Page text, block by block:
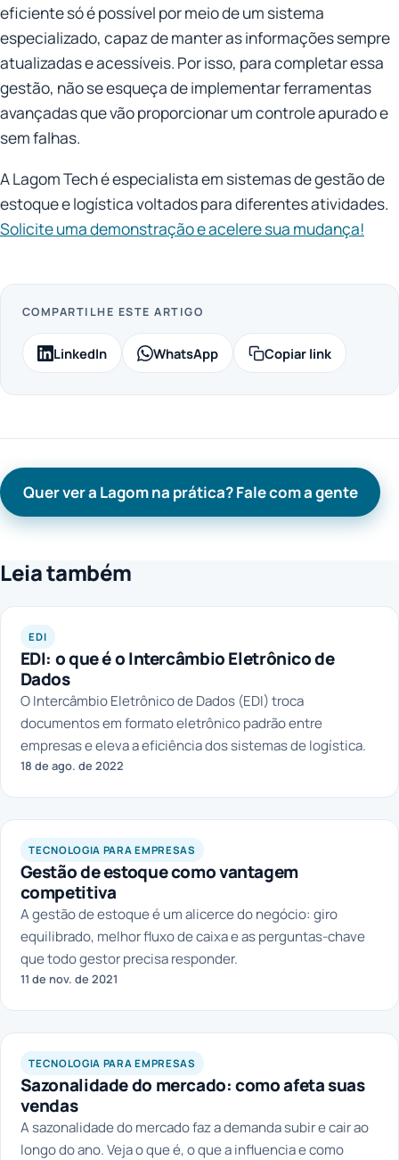
eficiente só é possível por meio de um sistema
especializado, capaz de manter as informações sempre
atualizadas e acessíveis. Por isso, para completar essa
gestão, não se esqueça de implementar ferramentas
avançadas que vão proporcionar um controle apurado e
sem falhas.
A Lagom Tech é especialista em sistemas de gestão de
estoque e logística voltados para diferentes atividades.
Solicite uma demonstração e acelere sua mudança!
COMPARTILHE ESTE ARTIGO
LinkedIn WhatsApp Copiar link
Quer ver a Lagom na prática? Fale com a gente
Leia também
EDI
EDI: o que é o Intercâmbio Eletrônico de
Dados
O Intercâmbio Eletrônico de Dados (EDI) troca
documentos em formato eletrônico padrão entre
empresas e eleva a eficiência dos sistemas de logística.
18 de ago. de 2022
TECNOLOGIA PARA EMPRESAS
Gestão de estoque como vantagem
competitiva
A gestão de estoque é um alicerce do negócio: giro
equilibrado, melhor fluxo de caixa e as perguntas-chave
que todo gestor precisa responder.
11 de nov. de 2021
TECNOLOGIA PARA EMPRESAS
Sazonalidade do mercado: como afeta suas
vendas
A sazonalidade do mercado faz a demanda subir e cair ao
longo do ano. Veja o que é, o que a influencia e como